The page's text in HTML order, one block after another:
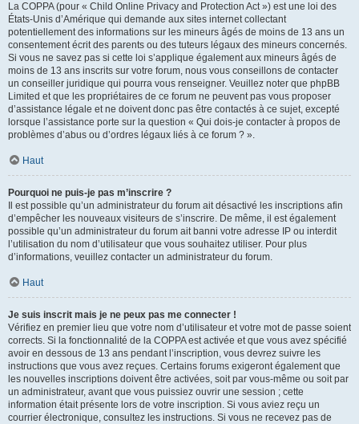
La COPPA (pour « Child Online Privacy and Protection Act ») est une loi des
États-Unis d’Amérique qui demande aux sites internet collectant
potentiellement des informations sur les mineurs âgés de moins de 13 ans un
consentement écrit des parents ou des tuteurs légaux des mineurs concernés.
Si vous ne savez pas si cette loi s’applique également aux mineurs âgés de
moins de 13 ans inscrits sur votre forum, nous vous conseillons de contacter
un conseiller juridique qui pourra vous renseigner. Veuillez noter que phpBB
Limited et que les propriétaires de ce forum ne peuvent pas vous proposer
d’assistance légale et ne doivent donc pas être contactés à ce sujet, excepté
lorsque l’assistance porte sur la question « Qui dois-je contacter à propos de
problèmes d’abus ou d’ordres légaux liés à ce forum ? ».
Haut
Pourquoi ne puis-je pas m’inscrire ?
Il est possible qu’un administrateur du forum ait désactivé les inscriptions afin
d’empêcher les nouveaux visiteurs de s’inscrire. De même, il est également
possible qu’un administrateur du forum ait banni votre adresse IP ou interdit
l’utilisation du nom d’utilisateur que vous souhaitez utiliser. Pour plus
d’informations, veuillez contacter un administrateur du forum.
Haut
Je suis inscrit mais je ne peux pas me connecter !
Vérifiez en premier lieu que votre nom d’utilisateur et votre mot de passe soient
corrects. Si la fonctionnalité de la COPPA est activée et que vous avez spécifié
avoir en dessous de 13 ans pendant l’inscription, vous devrez suivre les
instructions que vous avez reçues. Certains forums exigeront également que
les nouvelles inscriptions doivent être activées, soit par vous-même ou soit par
un administrateur, avant que vous puissiez ouvrir une session ; cette
information était présente lors de votre inscription. Si vous aviez reçu un
courrier électronique, consultez les instructions. Si vous ne recevez pas de